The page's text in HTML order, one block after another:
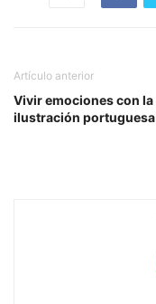
Artículo anterior
Vivir emociones con la
ilustración portuguesa